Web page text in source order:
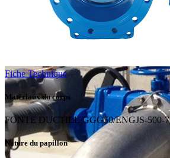
Fiche Technique
Matériaux du corps
FONTE DUCTILE GGG50/ENGJS-500-7
Nature du papillon